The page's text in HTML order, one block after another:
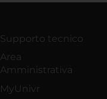
Supporto tecnico
Area
Amministrativa
MyUnivr